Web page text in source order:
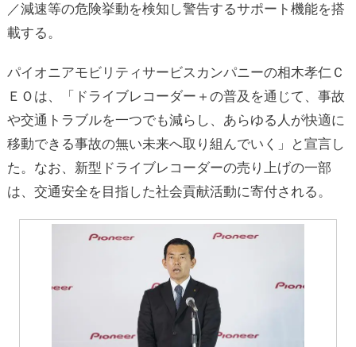
／減速等の危険挙動を検知し警告するサポート機能を搭
載する。
パイオニアモビリティサービスカンパニーの相木孝仁Ｃ
ＥＯは、「ドライブレコーダー＋の普及を通じて、事故
や交通トラブルを一つでも減らし、あらゆる人が快適に
移動できる事故の無い未来へ取り組んでいく」と宣言し
た。なお、新型ドライブレコーダーの売り上げの一部
は、交通安全を目指した社会貢献活動に寄付される。